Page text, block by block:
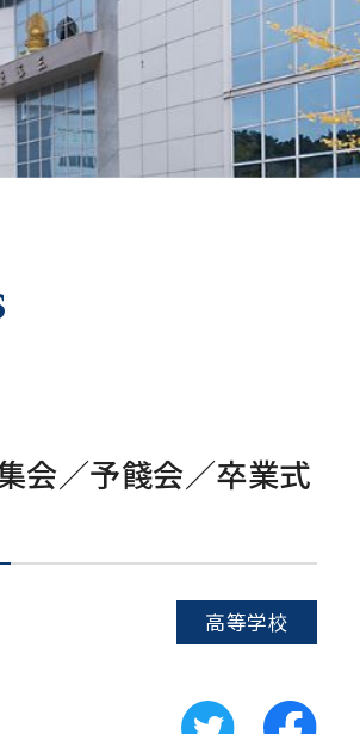
会／予餞会／卒業式
高等学校